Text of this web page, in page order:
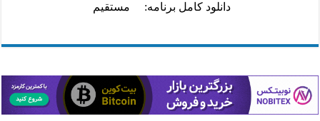
دانلود کامل برنامه: مستقیم